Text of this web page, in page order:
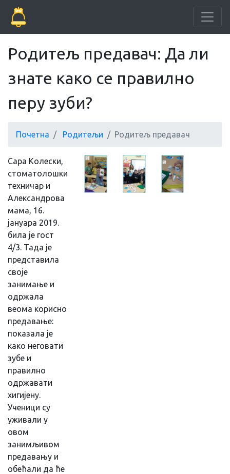
Родитељ предавач: Да ли
знате како се правилно
перу зуби?
Почетна Родитељи Родитељ предавач
Сара Колески,
стоматолошки
техничар и
Александрова
мама, 16.
јануара 2019.
била је гост
4/3. Тада је
представила
своје
занимање и
одржала
веома корисно
предавање:
показала је
како неговати
зубе и
правилно
одржавати
хигијену.
Ученици су
уживали у
овом
занимљивом
предавању и
обећали да ће